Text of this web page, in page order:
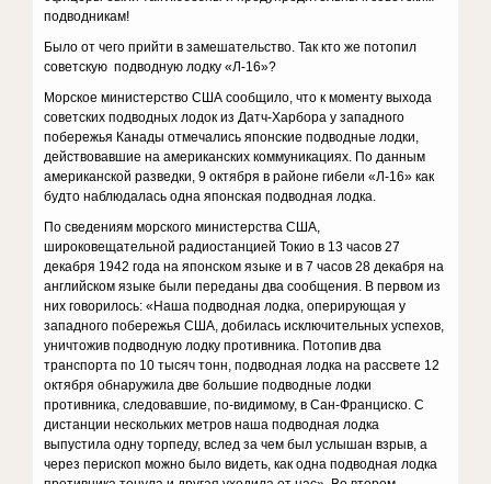
подводникам!
Было от чего прийти в замешательство. Так кто же потопил
советскую подводную лодку «Л-16»?
Морское министерство США сообщило, что к моменту выхода
советских подводных лодок из Датч-Харбора у западного
побережья Канады отмечались японские подводные лодки,
действовавшие на американских коммуникациях. По данным
американской разведки, 9 октября в районе гибели «Л-16» как
будто наблюдалась одна японская подводная лодка.
По сведениям морского министерства США,
широковещательной радиостанцией Токио в 13 часов 27
декабря 1942 года на японском языке и в 7 часов 28 декабря на
английском языке были переданы два сообщения. В первом из
них говорилось: «Наша подводная лодка, оперирующая у
западного побережья США, добилась исключительных успехов,
уничтожив подводную лодку противника. Потопив два
транспорта по 10 тысяч тонн, подводная лодка на рассвете 12
октября обнаружила две большие подводные лодки
противника, следовавшие, по-видимому, в Сан-Франциско. С
дистанции нескольких метров наша подводная лодка
выпустила одну торпеду, вслед за чем был услышан взрыв, а
через перископ можно было видеть, как одна подводная лодка